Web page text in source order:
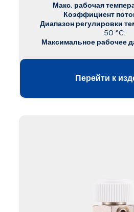
Макс. рабочая
Коэффициент
Диапазон регулировки
50 °C.
Максимальное рабочее
Перейти к